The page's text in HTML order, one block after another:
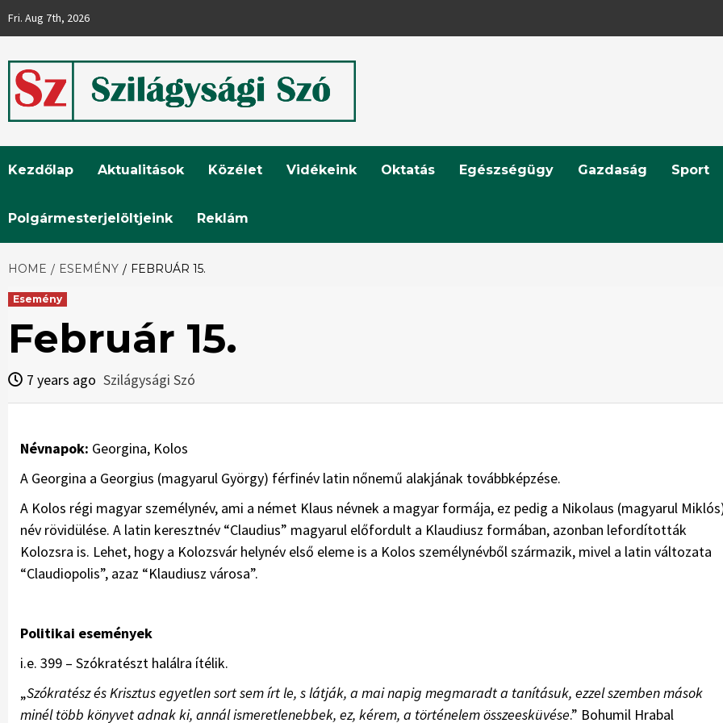
Fri. Aug 7th, 2026
Szilágysági
Szó
Kezdőlap Aktualitások Közélet Vidékeink Oktatás Egészségügy Gazdaság Sport
Polgármesterjelöltjeink Reklám
HOME ESEMÉNY FEBRUÁR 15.
Esemény
Február 15.
7 years ago Szilágysági Szó
Névnapok: Georgina, Kolos
A Georgina a Georgius (magyarul György) férfinév latin nőnemű alakjának továbbképzése.
A Kolos régi magyar személynév, ami a német Klaus névnek a magyar formája, ez pedig a Nikolaus (magyarul
név rövidülése. A latin keresztnév “Claudius” magyarul előfordult a Klaudiusz formában, azonban lefordították
Kolozsra is. Lehet, hogy a Kolozsvár helynév első eleme is a Kolos személynévből származik, mivel a latin változata
“Claudiopolis”, azaz “Klaudiusz városa”.
Politikai események
i.e. 399 – Szókratészt halálra ítélik.
„Szókratész és Krisztus egyetlen sort sem írt le, s látják, a mai napig megmaradt a tanításuk, ezzel szemben mások
minél több könyvet adnak ki, annál ismeretlenebbek, ez, kérem, a történelem összeesküvése.” Bohumil Hrabal